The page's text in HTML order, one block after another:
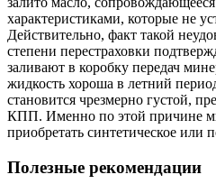
характеристиками, которые не
Действительно, факт такой
степени перестраховки
заливают в коробку передач
жидкость хороша в летний
становится чрезмерно густой,
КПП. Именно по этой причине
приобретать синтетическое или
Полезные рекомендации